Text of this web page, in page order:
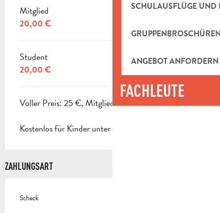
SCHULAUSFLÜGE UND
ANGEBOT ANFORDERN
FACHLEUTE
Mitglied
20,00 €
Student
20,00 €
Voller Preis: 25 €, Mitglied: 20 €, Student: 20 €.
Kostenlos für Kinder unter 12 Jahren.
ZAHLUNGSART
Scheck